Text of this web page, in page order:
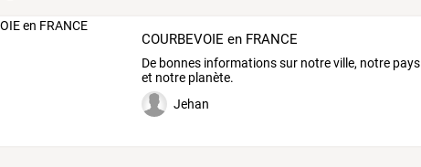
COURBEVOIE en FRANCE
De bonnes informations sur notre ville, notre pays
et notre planète.
Jehan